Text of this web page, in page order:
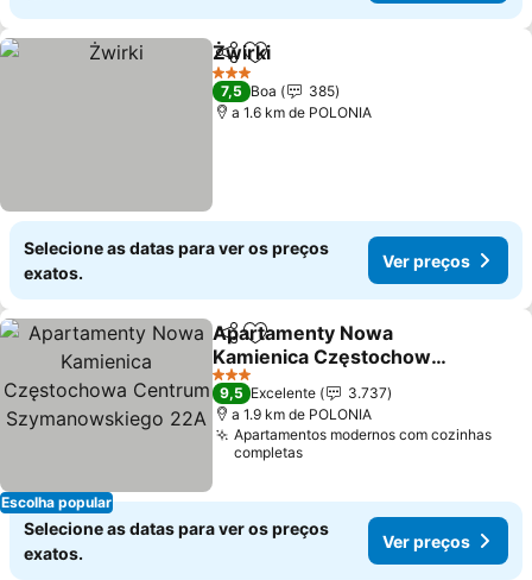
PartilharAdicionar aos favoritos
Żwirki
3 Estrelas
7,5 Boa
385
a 1.6 km de POLONIA
Selecione as datas para ver os preços
exatos.
Ver preços
Escolha popular
PartilharAdicionar aos favoritos
Apartamenty Nowa
Kamienica Częstochowa
Centrum
Szymanowskiego 22A
3 Estrelas
9,5 Excelente
3.737
a 1.9 km de POLONIA
Apartamentos modernos com cozinhas
completas
Selecione as datas para ver os preços
exatos.
Ver preços